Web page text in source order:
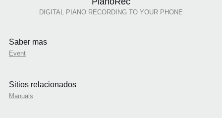
DIGITAL PIANO RECORDING TO YOUR PHONE
Saber mas
Event
Sitios relacionados
Manuals